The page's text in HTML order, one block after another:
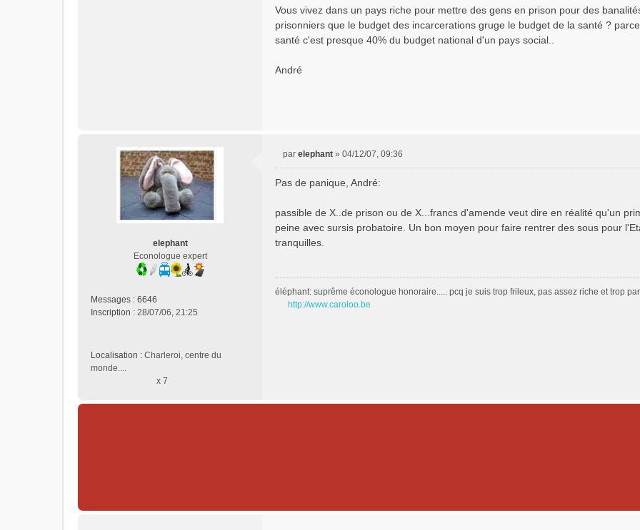
Vous vivez dans un pays riche pour mettre des gens en prison pour des
prisonniers que le budget des incarcerations gruge le budget de la santé ?
santé c'est presque 40% du budget national d'un pays social..
André
elephant
Econologue expert
Messages : 6646
Inscription : 28/07/06, 21:25
Localisation : Charleroi, centre du
monde....
x 7
s
a
g
e
n
l
par elephant » 04/12/07, 09:36
Pas de panique, André:
passible de X..de prison ou de X...francs d'amende veut dire en réalité qu'un
peine avec sursis probatoire. Un bon moyen pour faire rentrer des sous pour
tranquilles.
éléphant: suprême éconologue honoraire..... pcq je suis trop frileux, pas assez riche et trop
http://www.caroloo.be